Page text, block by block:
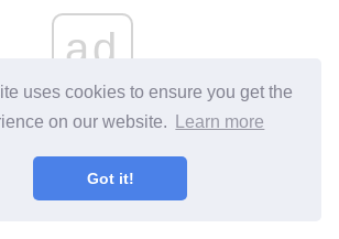
uses cookies to ensure you get the
on our website.
Learn more
Got it!
ad